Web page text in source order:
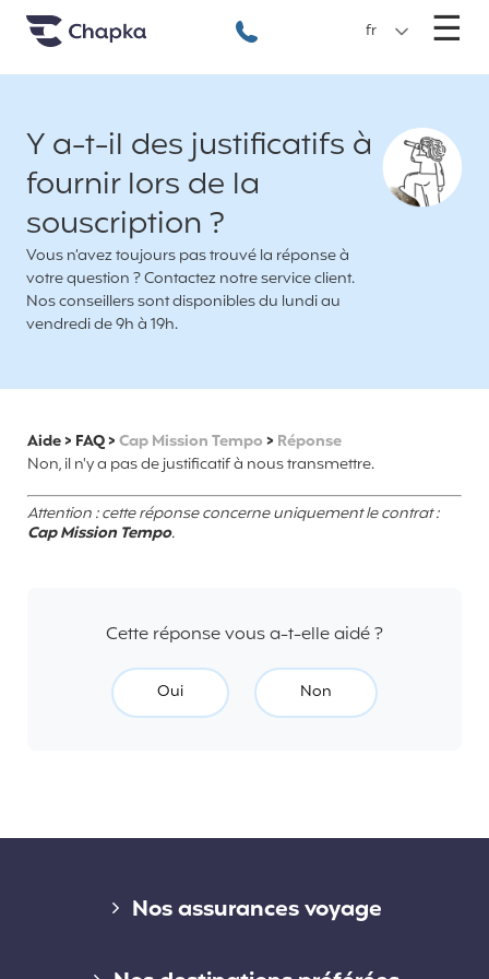
Chapka Assurances Voyages
+33 1 74 85 50 50
fr ☰
Y a-t-il des justificatifs à
fournir lors de la
souscription ?
Vous n’avez toujours pas trouvé la réponse à
votre question ? Contactez notre service client.
Nos conseillers sont disponibles du lundi au
vendredi de 9h à 19h.
Aide> FAQ>Cap Mission Tempo > Réponse
Non, il n'y a pas de justificatif à nous transmettre.
Attention : cette réponse concerne uniquement le contrat :
Cap Mission Tempo.
Cette réponse vous a-t-elle aidé ?
Oui Non
Nos assurances voyage
Assurance voyage courte durée